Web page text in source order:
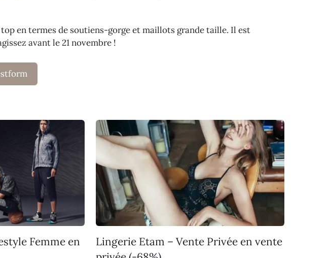
en termes de soutiens-gorge et maillots grande taille. Il est
avant le 21 novembre !
Femme en
Lingerie Etam – Vente Privée en vente